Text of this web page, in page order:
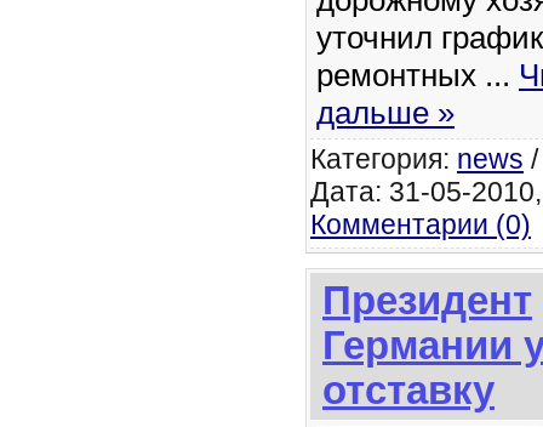
уточнил график
ремонтных ...
дальше »
Категория: news
Дата: 31-05-
Комментарии (0)
Президент
Германии
отставку